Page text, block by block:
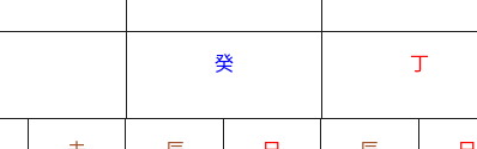
癸 丁